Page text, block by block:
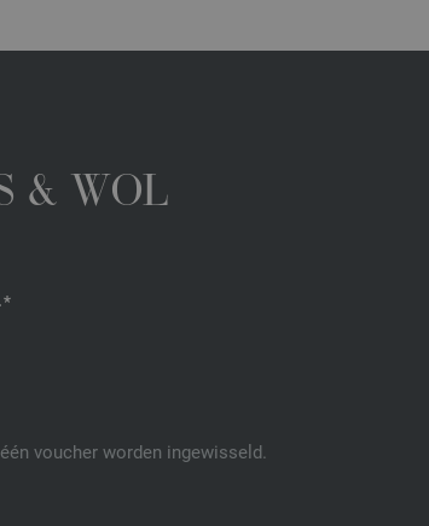
& WOL
voucher worden ingewisseld.